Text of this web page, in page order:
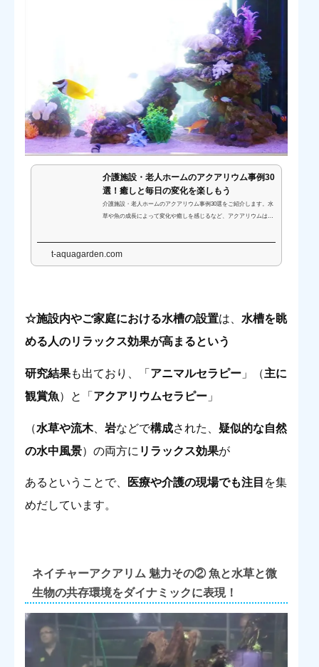
介護施設・老人ホームのアクアリウム事例30
選！癒しと毎日の変化を楽しもう
介護施設・老人ホームのアクアリウム事例30選をご紹介します。水
草や魚の成長によって変化や癒しを感じるなど、アクアリウムは心
t-aquagarden.com
☆施設内やご家庭における水槽の設置は、 水槽を眺
める人のリラックス効果が高まるという
研究結果も出ており、「 アニマルセラピー 」（主に
観賞魚）と「 アクアリウムセラピー 」
（水草や流木、 岩などで構成された、 疑似的な自然
の水中風景）の両方に リラックス効果が
あるということで、 医療や介護の現場でも注目 を集
めだしています。
ネイチャーアクアリム 魅力その② 魚と水草と微
生物の共存環境をダイナミックに表現！